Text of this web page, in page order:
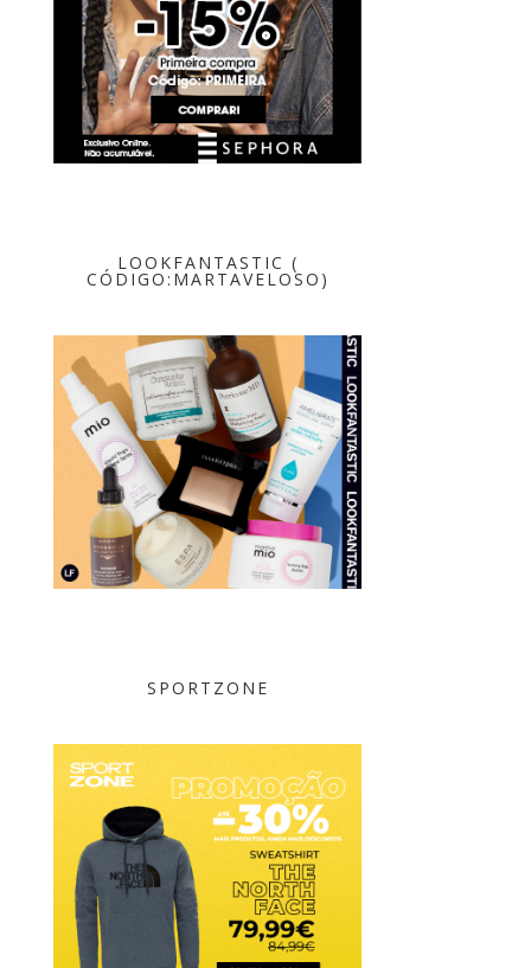
LOOKFANTASTIC (
CÓDIGO:MARTAVELOSO)
SPORTZONE